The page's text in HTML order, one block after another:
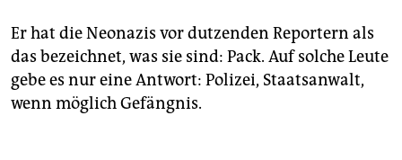
Er hat die Neonazis vor dutzenden Reportern als
das bezeichnet, was sie sind: Pack. Auf solche Leute
gebe es nur eine Antwort: Polizei, Staatsanwalt,
wenn möglich Gefängnis.